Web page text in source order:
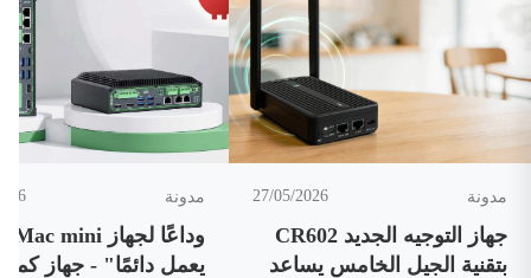
مدونة 27/05/2026
جهاز التوجيه الجديد CR602
بتقنية الجيل الخامس يساعد
مدونة
يعمل دائمًا" - جهاز